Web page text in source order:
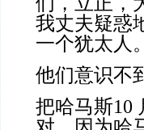
我丈夫疑惑
一个犹太人
他们意识不
把哈马斯10